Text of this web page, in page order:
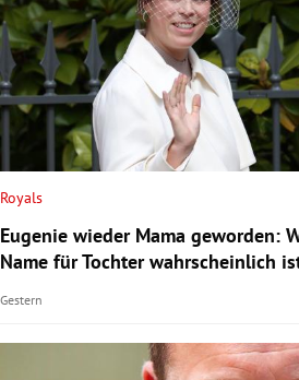
Royals
Eugenie wieder Mama geworden:
Name für Tochter wahrscheinlich
Gestern